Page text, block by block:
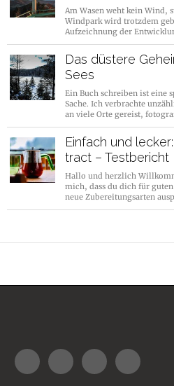
Am Wasen weht kein Wind,
Windpark wird trotzdem
Aufzeichnung der
Das düstere
Sees
Ein Buch schreiben ist eine
Sache. Ich verbrachte
an viele Orte gereist,
Einfach und
tract – Testbericht
Hallo und herzlich
mich, dass du dich für
neue Zubereitungsarten